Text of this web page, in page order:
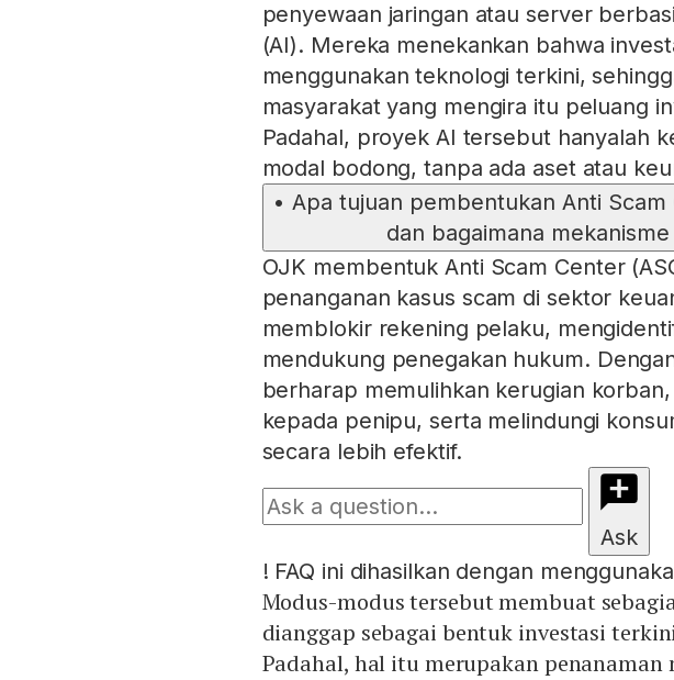
penyewaan jaringan atau server
(AI). Mereka menekankan bahwa
menggunakan teknologi terkini,
masyarakat yang mengira itu peluang
Padahal, proyek AI tersebut hanyalah
modal bodong, tanpa ada aset atau
• Apa tujuan pembentukan Anti
dan bagaimana
OJK membentuk Anti Scam Center
penanganan kasus scam di sektor
memblokir rekening pelaku,
mendukung penegakan hukum.
berharap memulihkan kerugian
kepada penipu, serta melindungi
secara lebih efektif.
Ask
! FAQ ini dihasilkan dengan
Modus-modus tersebut membuat
dianggap sebagai bentuk investasi
Padahal, hal itu merupakan penanaman